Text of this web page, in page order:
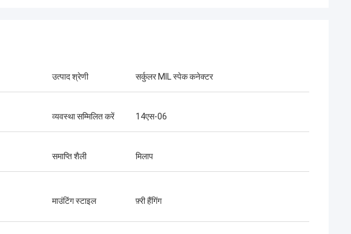
उत्पाद श्रेणी सर्कुलर MIL स्पेक कनेक्टर
व्यवस्था सम्मिलित करें 14एस-06
समाप्ति शैली मिलाप
माउंटिंग स्टाइल फ़्री हैंगिंग